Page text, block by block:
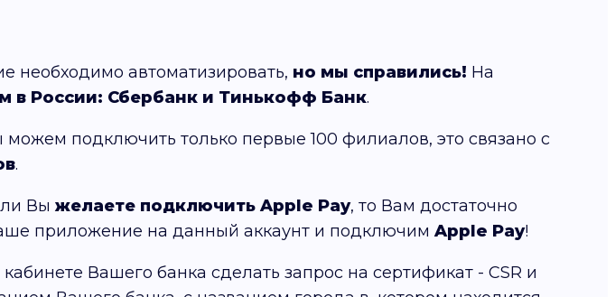
необходимо автоматизировать, но мы справились! На
в России: Сбербанк и Тинькофф Банк.
можем подключить только первые 100 филиалов, это связано с
.
Вы желаете подключить Apple Pay, то Вам достаточно
приложение на данный аккаунт и подключим Apple Pay!
Вашего банка сделать запрос на сертификат - CSR и